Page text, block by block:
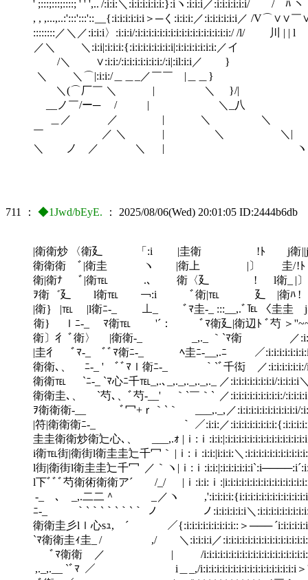
' ;:::;:::;::::; ' ' ',.. /:i:i:＼:i:i:i:i:i:i:}:iヽ:i:i:i
, , ,...,..:':::':::':: __{:i:i:i:i:i:i＞─く:i:i:i:／:i:i:i:i:i:i
::::::::／＼／:i:i:i〉:i:i:i/
／＼ ＼:i:i|:i:i:i:{:i:i:i:i:i:i:i:i|:i:i:i:i:i:i:i:／
/＼ ∨:i:i:/:i:i:i:i:i:i:i:/:i|:il:i:i／ }
＼ ＼⌒|:i:i:/＿＿_／￣￣ |
＼(⌒厂￣ ＼ | ＼ }/| |
__ノ￣/ー─ / | ＼_八 厂 |
＿／ ／ | ＼ ＼ / |
￣ ／ ＼ | ＼ ＼| ／ | / ＼
＼ ノ ／ ＼ | ヽ / ／ ｜/
711 ： ◆1Jwd/bEyE. ： 2025/08/06(Wed) 20:01:05 ID:2444b6db
|衛衛炒 〈衛廴 「:i |圭衛 !ﾄ j衛 ||j| j彳
衛衛衛 ﾞ|衛圭 ヽ |衛上 |〕 圭/ !ﾄ j衛'
衛|衛ﾅ ﾞ|衛℡ .､ 衛〈廴 ! l衛_ |
ｦ衛゛廴 l衛℡ ￢:i ﾞ衛|℡ 廴 |衛ﾊ ! l衛
|衛｝ |℡ |l衛ﾆ-_ ⊥_ ﾞﾏ圭-_ :::__,.ﾞ℡ 〈
衛} ｌﾆ-_ ﾏ衛℡ '´： ﾞﾏ衛廴|衛辺ﾄ ﾞ芍 ＞
衛〕彳 ﾞ衛〉 |衛衛-_ _,._ ｀`ﾏ衛 ／
|圭彳 ﾞﾏ-_ ﾞﾞﾏ衛ﾆ-_ ﾍ圭ﾆ-__,.ﾆ ／
衛衛､、 ﾆ-_ ' ﾞﾞﾏｌ衛ﾆ-_ ｀`ﾞ千衒
衛衛℡ `ﾆ-_ `ﾏ心ﾆ千℡_,.､_,._,._,._,._ ／
衛衛圭､、 `芍､、ﾞ芍-__' ｀`￣｀` ／:i:i:i:i:i:i:i:i:i:/
ｦ衛衛衛-__ ﾞ冖+ｒ｀`｀ ___,._, ／:i:i:i:i:i:i:i:i:i:i:i/
|符|衛衛衛ﾆ-_ ｀ ／:i:i:／
圭圭衛衛炒衛辷心､、 ___,.ｫ |ｉ:ｉ
i衛℡街|衛街l衛圭圭辷千冖｀ |ｉ:ｉ:i:i:|i:i:i:＼
l街|衛街l衛圭圭辷千冖 ／｀ヽ|ｉ:ｉ
l下ﾞﾞﾞ芍衛術衛衛ア´ /_/ |ｉ:i:i:ｉ
-_ ､ _,.二二＾ _ ／ヽ
ﾆ-_ ｀`｀`｀`｀`｀ ノ ノ:i:i:i:i:i:i＼
衛衛圭彡lｌ心sｭ, ´ ／{:i:i:i:i:i:i:i:i:i::＞
`ﾏ衛衛圭ｨ圭_ / ,/ ＼:i:i:i:i／
ﾞﾏ衛衛 ／ | /
,._,.__ `ﾞﾏ ／ i＿_,/